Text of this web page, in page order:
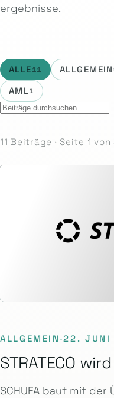
ergebnisse.
ALLE11 ALLGEMEIN
AML1
11 Beiträge · Seite 1 von
ALLGEMEIN ·22. JUNI
STRATECO
SCHUFA baut mit der